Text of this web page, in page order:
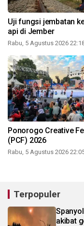
Uji fungsi jembatan
api di Jember
Rabu, 5 Agustus 2026
Ponorogo Creative
(PCF) 2026
Rabu, 5 Agustus 2026
Terpopuler
akibat